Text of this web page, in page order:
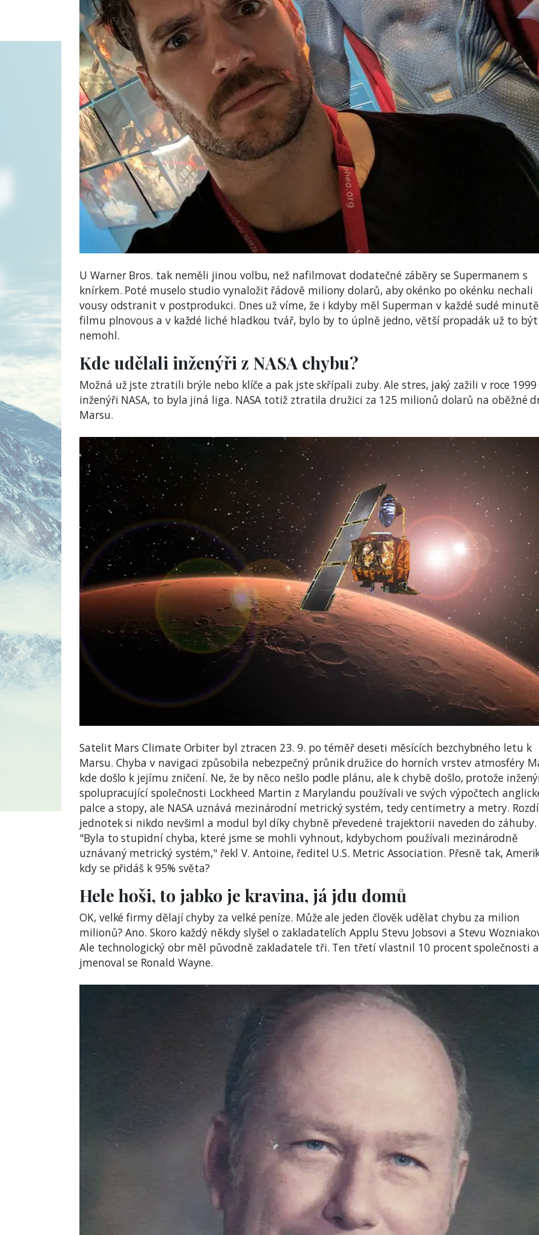
U Warner Bros. tak neměli jinou volbu, než nafilmovat dodatečné záběry se Supermanem s
knírkem. Poté muselo studio vynaložit řádově miliony dolarů, aby okénko po okénku nechali
vousy odstranit v postprodukci. Dnes už víme, že i kdyby měl Superman v každé sudé minutě
filmu plnovous a v každé liché hladkou tvář, bylo by to úplně jedno, větší propadák už to být
nemohl.
Kde udělali inženýři z NASA chybu?
Možná už jste ztratili brýle nebo klíče a pak jste skřípali zuby. Ale stres, jaký zažili v roce 1999
inženýři NASA, to byla jiná liga. NASA totiž ztratila družici za 125 milionů dolarů na oběžné
Marsu.
Satelit Mars Climate Orbiter byl ztracen 23. 9. po téměř deseti měsících bezchybného letu k
Marsu. Chyba v navigaci způsobila nebezpečný průnik družice do horních vrstev atmosféry
kde došlo k jejímu zničení. Ne, že by něco nešlo podle plánu, ale k chybě došlo, protože
spolupracující společnosti Lockheed Martin z Marylandu používali ve svých výpočtech
palce a stopy, ale NASA uznává mezinárodní metrický systém, tedy centimetry a metry.
jednotek si nikdo nevšiml a modul byl díky chybně převedené trajektorii naveden do záhuby.
"Byla to stupidní chyba, které jsme se mohli vyhnout, kdybychom používali mezinárodně
uznávaný metrický systém," řekl V. Antoine, ředitel U.S. Metric Association. Přesně tak,
kdy se přidáš k 95% světa?
Hele hoši, to jabko je kravina, já jdu domů
OK, velké firmy dělají chyby za velké peníze. Může ale jeden člověk udělat chybu za milion
milionů? Ano. Skoro každý někdy slyšel o zakladatelích Applu Stevu Jobsovi a Stevu
Ale technologický obr měl původně zakladatele tři. Ten třetí vlastnil 10 procent společnosti a
jmenoval se Ronald Wayne.